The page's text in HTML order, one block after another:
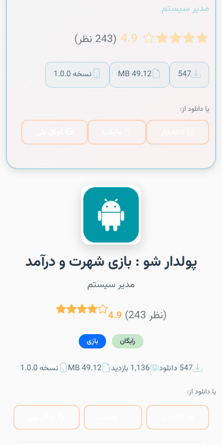
مدیر سیستم
4.9 (243 نظر)
547
49.12 MB نسخه 1.0.0
یا دانلود از:
پولدار شو :‌ بازی شهرت و درآمد
مدیر سیستم
4.9 (243 نظر)
رایگان بازی
547 دانلود 1,136 بازدید 49.12 MB نسخه 1.0.0
یا دانلود از: